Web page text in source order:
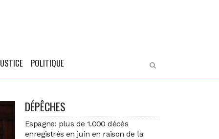
POLITIQUE
DÉPÊCHES
Espagne: plus de 1.000 décès
enregistrés en juin en raison de la